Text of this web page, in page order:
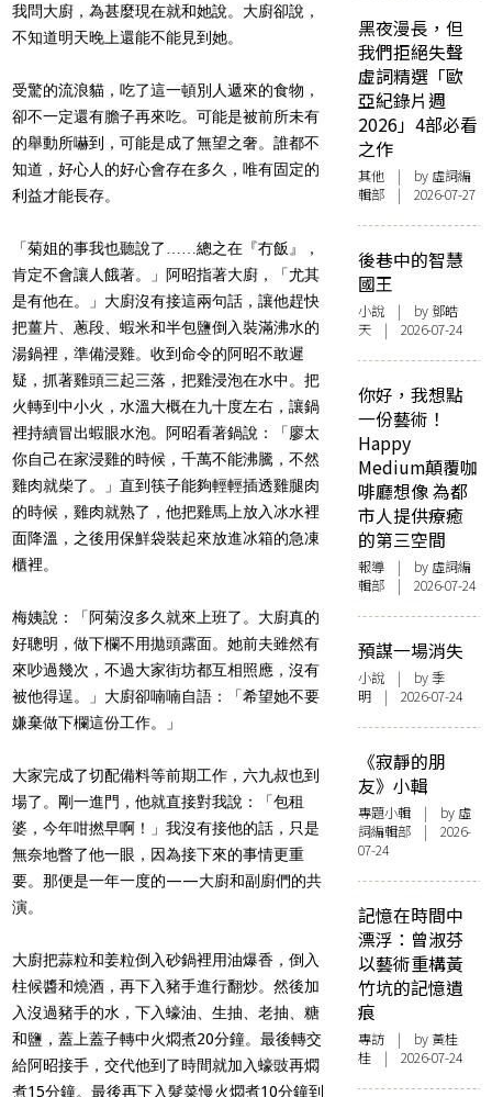
我問大廚，為甚麼現在就和她說。大廚卻說，
不知道明天晚上還能不能見到她。
受驚的流浪貓，吃了這一頓別人遞來的食物，
卻不一定還有膽子再來吃。可能是被前所未有
的舉動所嚇到，可能是成了無望之奢。誰都不
知道，好心人的好心會存在多久，唯有固定的
利益才能長存。
「菊姐的事我也聽說了……總之在『冇飯』，
肯定不會讓人餓著。」阿昭指著大廚，「尤其
是有他在。」大廚沒有接這兩句話，讓他趕快
把薑片、蔥段、蝦米和半包鹽倒入裝滿沸水的
湯鍋裡，準備浸雞。收到命令的阿昭不敢遲
疑，抓著雞頭三起三落，把雞浸泡在水中。把
火轉到中小火，水溫大概在九十度左右，讓鍋
裡持續冒出蝦眼水泡。阿昭看著鍋說：「廖太
你自己在家浸雞的時候，千萬不能沸騰，不然
雞肉就柴了。」直到筷子能夠輕輕插透雞腿肉
的時候，雞肉就熟了，他把雞馬上放入冰水裡
面降溫，之後用保鮮袋裝起來放進冰箱的急凍
櫃裡。
梅姨說：「阿菊沒多久就來上班了。大廚真的
好聰明，做下欄不用拋頭露面。她前夫雖然有
來吵過幾次，不過大家街坊都互相照應，沒有
被他得逞。」大廚卻喃喃自語：「希望她不要
嫌棄做下欄這份工作。」
大家完成了切配備料等前期工作，六九叔也到
場了。剛一進門，他就直接對我說：「包租
婆，今年咁撚早啊！」我沒有接他的話，只是
無奈地瞥了他一眼，因為接下來的事情更重
要。那便是一年一度的——大廚和副廚們的共
演。
大廚把蒜粒和姜粒倒入砂鍋裡用油爆香，倒入
柱候醬和燒酒，再下入豬手進行翻炒。然後加
入沒過豬手的水，下入蠔油、生抽、老抽、糖
和鹽，蓋上蓋子轉中火燜煮20分鐘。最後轉交
給阿昭接手，交代他到了時間就加入蠔豉再燜
煮15分鐘。最後再下入髮菜慢火燜煮10分鐘到
黑夜漫長，但
我們拒絕失聲
虛詞精選「歐
亞紀錄片週
2026」4部必看
之作
其他 | by 虛詞編
輯部 | 2026-07-27
後巷中的智慧
國王
小說 | by 鄧皓
天 | 2026-07-24
你好，我想點
一份藝術！
Happy
Medium顛覆咖
啡廳想像 為都
市人提供療癒
的第三空間
報導 | by 虛詞編
輯部 | 2026-07-24
預謀一場消失
小說 | by 季
明 | 2026-07-24
《寂靜的朋
友》小輯
專題小輯 | by 虛
詞編輯部 | 2026-
07-24
記憶在時間中
漂浮：曾淑芬
以藝術重構黃
竹坑的記憶遺
痕
專訪 | by 黃桂
桂 | 2026-07-24